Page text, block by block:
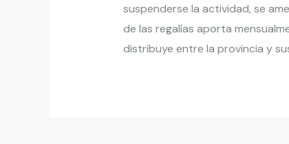
suspenderse la actividad, se
de las regalías aporta
distribuye entre la provincia y